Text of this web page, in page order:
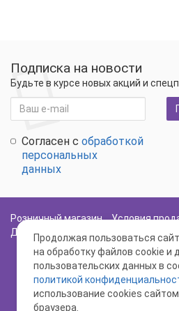
Подписка на новости
Будьте в курсе новых акций и
Согласен с обработкой
персональных
данных
Розничный магазин Условия
Доставка и оплата
Политика
Продолжая пользоваться
на обработку файлов cookie и
пользовательских данных в
политикой
использование cookies
браузера.